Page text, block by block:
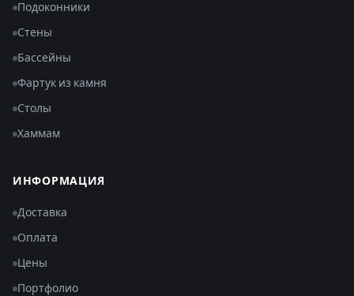
Подоконники
Стены
Бассейны
Фартук из камня
Столы
Хаммам
ИНФОРМАЦИЯ
Доставка
Оплата
Цены
Портфолио